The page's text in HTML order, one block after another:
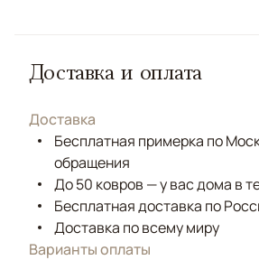
Доставка и оплата
Доставка
Бесплатная примерка по
обращения
До 50 ковров — у вас дома в
Бесплатная доставка по
Доставка по всему миру
Варианты оплаты